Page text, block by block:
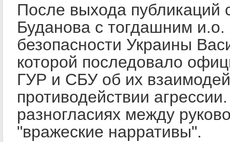
После выхода публикаций
Буданова с тогдашним
безопасности Украины
которой последовало
ГУР и СБУ об их
противодействии
разногласиях между
"вражеские нарративы".